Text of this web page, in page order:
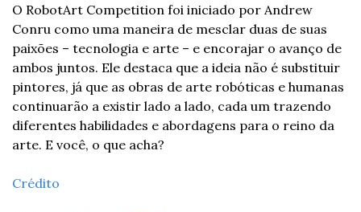
O RobotArt Competition foi iniciado por Andrew
Conru como uma maneira de mesclar duas de suas
paixões – tecnologia e arte – e encorajar o avanço de
ambos juntos. Ele destaca que a ideia não é substituir
pintores, já que as obras de arte robóticas e humanas
continuarão a existir lado a lado, cada um trazendo
diferentes habilidades e abordagens para o reino da
arte. E você, o que acha?
Crédito